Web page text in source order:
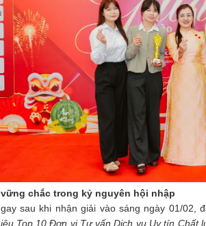
chắc trong kỷ nguyên hội nhập
sau khi nhận giải vào sáng ngày 01/02,
Top 10 Đơn vị Tư vấn Dịch vụ Uy tín